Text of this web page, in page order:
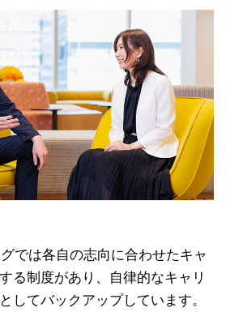
では各自の志向に合わせたキャ
る制度があり、自律的なキャリ
してバックアップしています。